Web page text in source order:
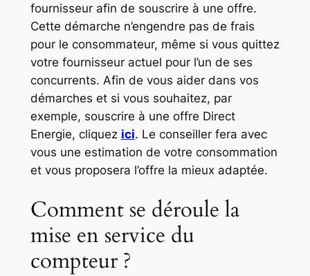
fournisseur afin de souscrire à une offre.
Cette démarche n’engendre pas de frais
pour le consommateur, même si vous quittez
votre fournisseur actuel pour l’un de ses
concurrents. Afin de vous aider dans vos
démarches et si vous souhaitez, par
exemple, souscrire à une offre Direct
Energie, cliquez ici. Le conseiller fera avec
vous une estimation de votre consommation
et vous proposera l’offre la mieux adaptée.
Comment se déroule la
mise en service du
compteur ?